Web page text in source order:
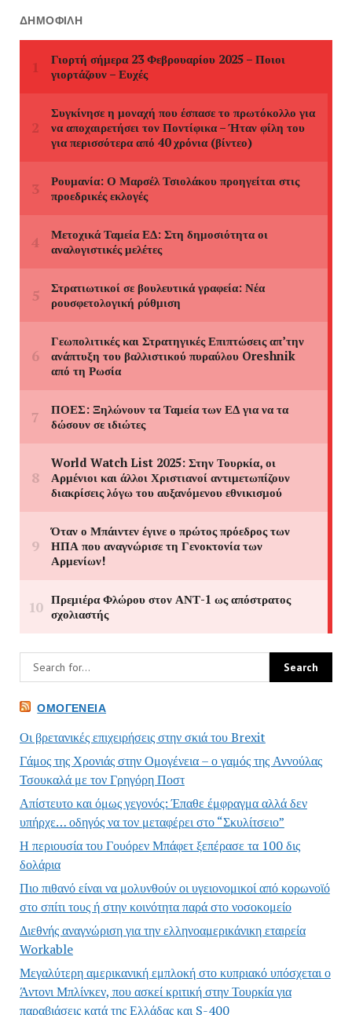
ΔΗΜΟΦΙΛΉ
ΟΜΟΓΈΝΕΙΑ
Οι βρετανικές επιχειρήσεις στην σκιά του Brexit
Γάμος της Χρονιάς στην Ομογένεια – ο γαμός της Αννούλας
Τσουκαλά με τον Γρηγόρη Ποστ
Απίστευτο και όμως γεγονός: Έπαθε έμφραγμα αλλά δεν
υπήρχε… οδηγός να τον μεταφέρει στο “Σκυλίτσειο”
Η περιουσία του Γουόρεν Μπάφετ ξεπέρασε τα 100 δις
δολάρια
Πιο πιθανό είναι να μολυνθούν οι υγειονομικοί από κορωνοϊό
στο σπίτι τους ή στην κοινότητα παρά στο νοσοκομείο
Διεθνής αναγνώριση για την ελληνοαμερικάνικη εταιρεία
Workable
Μεγαλύτερη αμερικανική εμπλοκή στο κυπριακό υπόσχεται ο
Άντονι Μπλίνκεν, που ασκεί κριτική στην Τουρκία για
παραβιάσεις κατά της Ελλάδας και S-400